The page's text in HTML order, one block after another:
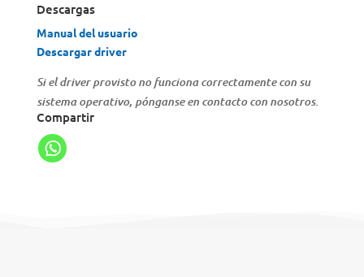
Descargas
Manual del usuario
Descargar driver
Si el driver provisto no funciona correctamente con su
sistema operativo, pónganse en contacto con nosotros.
Compartir